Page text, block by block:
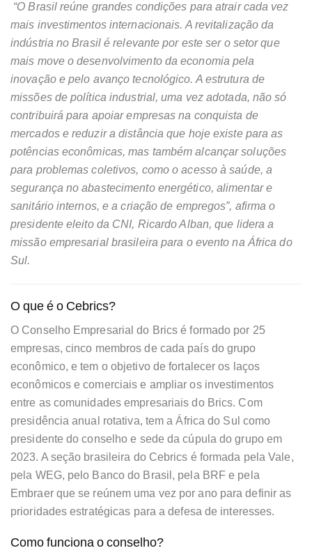
“O Brasil reúne grandes condições para atrair cada vez
mais investimentos internacionais. A revitalização da
indústria no Brasil é relevante por este ser o setor que
mais move o desenvolvimento da economia pela
inovação e pelo avanço tecnológico. A estrutura de
missões de política industrial, uma vez adotada, não só
contribuirá para apoiar empresas na conquista de
mercados e reduzir a distância que hoje existe para as
potências econômicas, mas também alcançar soluções
para problemas coletivos, como o acesso à saúde, a
segurança no abastecimento energético, alimentar e
sanitário internos, e a criação de empregos”, afirma o
presidente eleito da CNI, Ricardo Alban, que lidera a
missão empresarial brasileira para o evento na África do
Sul.
O que é o Cebrics?
O Conselho Empresarial do Brics é formado por 25
empresas, cinco membros de cada país do grupo
econômico, e tem o objetivo de fortalecer os laços
econômicos e comerciais e ampliar os investimentos
entre as comunidades empresariais do Brics. Com
presidência anual rotativa, tem a África do Sul como
presidente do conselho e sede da cúpula do grupo em
2023. A seção brasileira do Cebrics é formada pela Vale,
pela WEG, pelo Banco do Brasil, pela BRF e pela
Embraer que se reúnem uma vez por ano para definir as
prioridades estratégicas para a defesa de interesses.
Como funciona o conselho?